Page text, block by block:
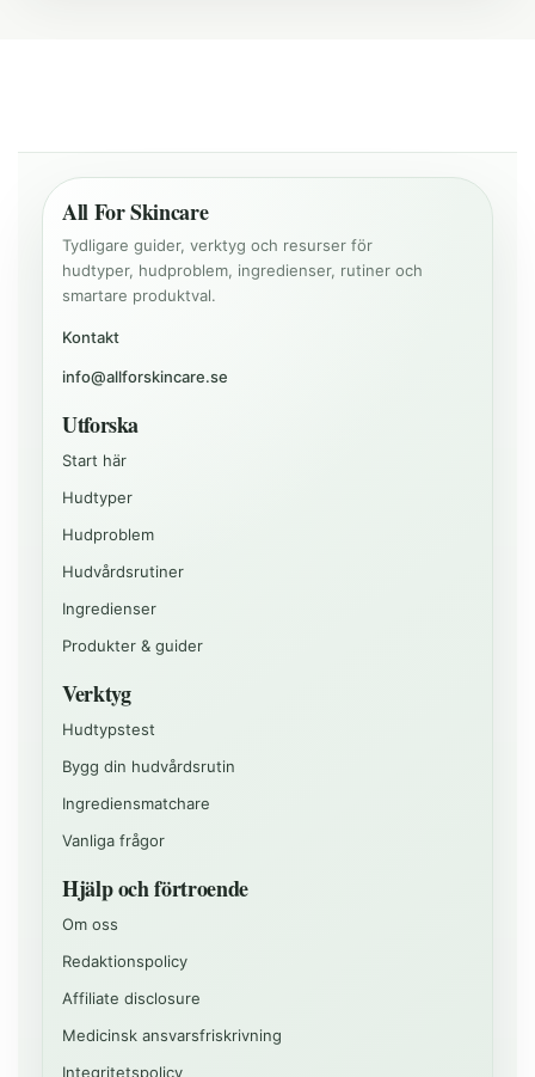
All For Skincare
Tydligare guider, verktyg och resurser för
hudtyper, hudproblem, ingredienser, rutiner och
smartare produktval.
Kontakt
info@allforskincare.se
Utforska
Start här
Hudtyper
Hudproblem
Hudvårdsrutiner
Ingredienser
Produkter & guider
Verktyg
Hudtypstest
Bygg din hudvårdsrutin
Ingrediensmatchare
Vanliga frågor
Hjälp och förtroende
Om oss
Redaktionspolicy
Affiliate disclosure
Medicinsk ansvarsfriskrivning
Integritetspolicy